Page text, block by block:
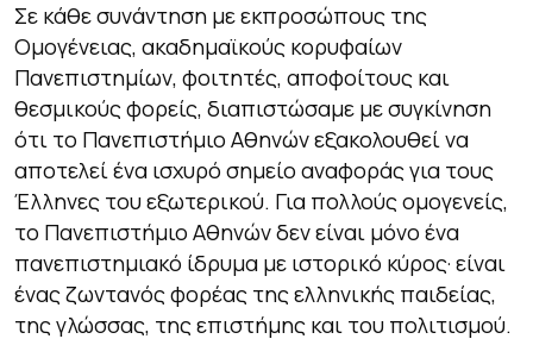
Σε κάθε συνάντηση με εκπροσώπους της
Ομογένειας, ακαδημαϊκούς κορυφαίων
Πανεπιστημίων, φοιτητές, αποφοίτους και
θεσμικούς φορείς, διαπιστώσαμε με συγκίνηση
ότι το Πανεπιστήμιο Αθηνών εξακολουθεί να
αποτελεί ένα ισχυρό σημείο αναφοράς για τους
Έλληνες του εξωτερικού. Για πολλούς ομογενείς,
το Πανεπιστήμιο Αθηνών δεν είναι μόνο ένα
πανεπιστημιακό ίδρυμα με ιστορικό κύρος· είναι
ένας ζωντανός φορέας της ελληνικής παιδείας,
της γλώσσας, της επιστήμης και του πολιτισμού.